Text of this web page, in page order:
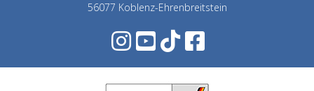
56077 Koblenz-Ehrenbreitstein